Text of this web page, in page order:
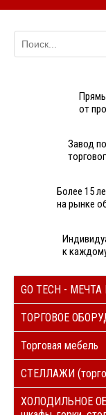
от
Завод
Более 15
на рынке
к
GO TECH -
ТОРГОВОЕ
Торговая мебель
СТЕЛЛАЖИ
ХОЛОДИЛЬНОЕ